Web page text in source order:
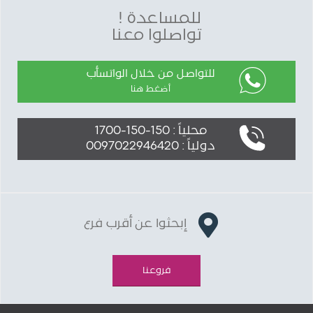
للمساعدة !
تواصلوا معنا
للتواصل من خلال الواتسأب
أضغط هنا
محلياً : 150-150-1700
دولياً : 0097022946420
إبحثوا عن أقرب فرع
فروعنا